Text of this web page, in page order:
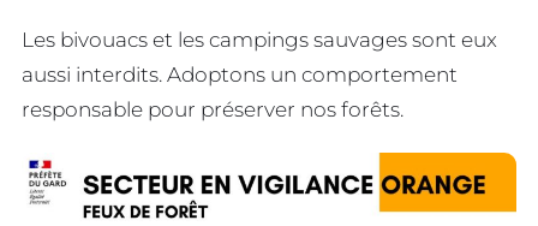
Les bivouacs et les campings sauvages sont eux
aussi interdits. Adoptons un comportement
responsable pour préserver nos forêts.